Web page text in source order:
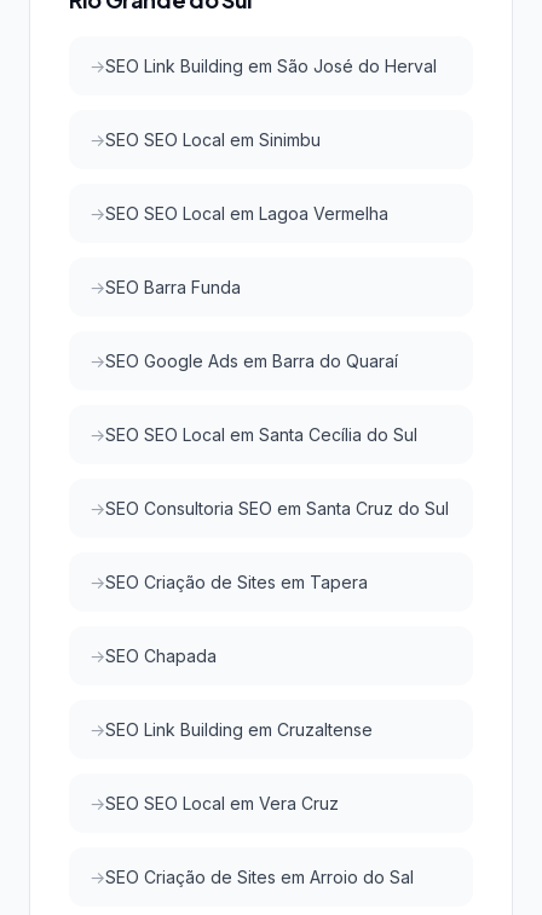
SEO Link Building em São José do Herval
SEO SEO Local em Sinimbu
SEO SEO Local em Lagoa Vermelha
SEO Barra Funda
SEO Google Ads em Barra do Quaraí
SEO SEO Local em Santa Cecília do Sul
SEO Consultoria SEO em Santa Cruz do Sul
SEO Criação de Sites em Tapera
SEO Chapada
SEO Link Building em Cruzaltense
SEO SEO Local em Vera Cruz
SEO Criação de Sites em Arroio do Sal